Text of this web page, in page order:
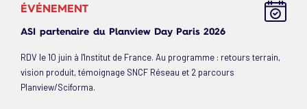
ÉVÉNEMENT
ASI partenaire du Planview Day Paris 2026
RDV le 10 juin à l'Institut de France. Au programme : retours terrain,
vision produit, témoignage SNCF Réseau et 2 parcours
Planview/Sciforma.